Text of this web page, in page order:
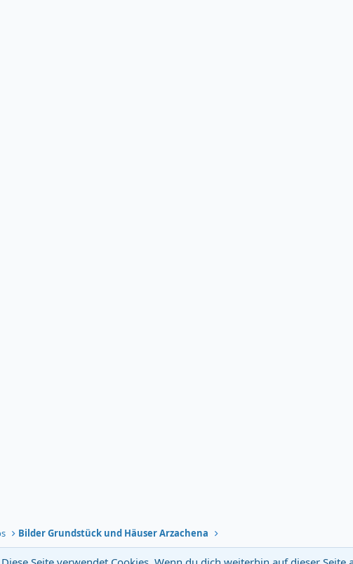
Bilder Grundstück und Häuser Arzachena